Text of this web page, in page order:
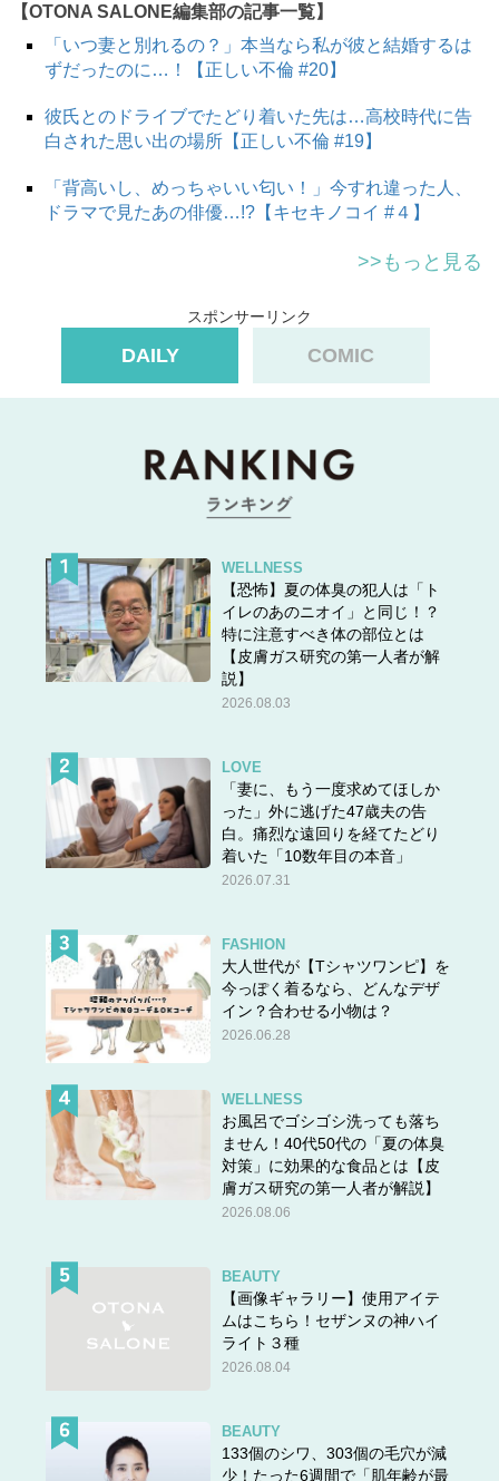
スポンサーリンク
【OTONA SALONE編集部の記事一覧】
「いつ妻と別れるの？」本当なら私が彼と結婚するは
ずだったのに…！【正しい不倫 #20】
彼氏とのドライブでたどり着いた先は…高校時代に告
白された思い出の場所【正しい不倫 #19】
「背高いし、めっちゃいい匂い！」今すれ違った人、
ドラマで見たあの俳優…!?【キセキノコイ #４】
>>もっと見る
スポンサーリンク
DAILY COMIC
WELLNESS
【恐怖】夏の体臭の犯人は「ト
イレのあのニオイ」と同じ！？
特に注意すべき体の部位とは
【皮膚ガス研究の第一人者が解
説】
2026.08.03
LOVE
「妻に、もう一度求めてほしか
った」外に逃げた47歳夫の告
白。痛烈な遠回りを経てたどり
着いた「10数年目の本音」
2026.07.31
FASHION
大人世代が【Tシャツワンピ】を
今っぽく着るなら、どんなデザ
イン？合わせる小物は？
2026.06.28
WELLNESS
お風呂でゴシゴシ洗っても落ち
ません！40代50代の「夏の体臭
対策」に効果的な食品とは【皮
膚ガス研究の第一人者が解説】
2026.08.06
BEAUTY
【画像ギャラリー】使用アイテ
ムはこちら！セザンヌの神ハイ
ライト３種
2026.08.04
BEAUTY
133個のシワ、303個の毛穴が減
少！たった6週間で「肌年齢が最